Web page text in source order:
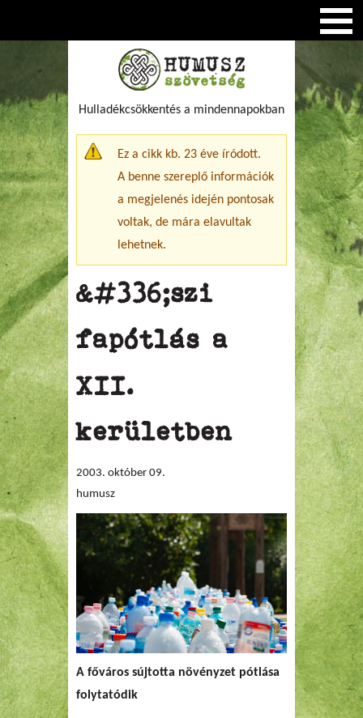
Hulladékcsökkentés a mindennapokban
Figyelmeztető üzenet
Ez a cikk kb. 23 éve íródott.
A benne szereplő információk
a megjelenés idején pontosak
voltak, de mára elavultak
lehetnek.
&#336;szi
fapótlás a
XII.
kerületben
2003. október 09.
humusz
A főváros sújtotta növényzet pótlása
folytatódik